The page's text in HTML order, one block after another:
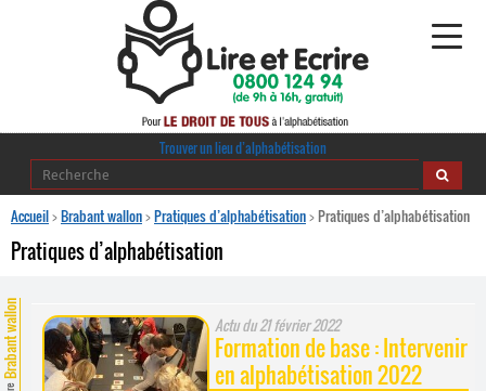
Alphabétisation
Regards croisés
journaldelalpha.be
Ressources pédagogiques
Trouver un lieu d’alphabétisation
Accueil>Brabant wallon>Pratiques d’alphabétisation>Pratiques d’alphabétisation
Pratiques d’alphabétisation
Brabant wallon Actu du21 février 2022
Formation de base : Intervenir
en alphabétisation 2022